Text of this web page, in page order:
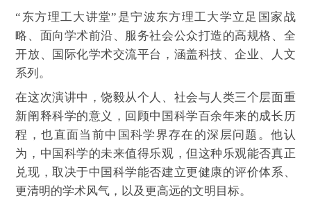
“东方理工大讲堂”是宁波东方理工大学立足国家战
略、面向学术前沿、服务社会公众打造的高规格、全
开放、国际化学术交流平台，涵盖科技、企业、人文
系列。
在这次演讲中，饶毅从个人、社会与人类三个层面重
新阐释科学的意义，回顾中国科学百余年来的成长历
程，也直面当前中国科学界存在的深层问题。他认
为，中国科学的未来值得乐观，但这种乐观能否真正
兑现，取决于中国科学能否建立更健康的评价体系、
更清明的学术风气，以及更高远的文明目标。